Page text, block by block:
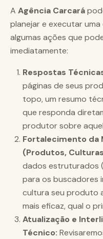
A Agência Carcará
planejar e executar
algumas ações que
imediatamente:
Respostas
páginas de seus
topo, um resumo
que responda
produtor sobre
Fortalecimento da
(Produtos,
dados estruturados
para os buscadores
cultura seu produto
mais eficaz, qual o
Atualização e
Técnico: